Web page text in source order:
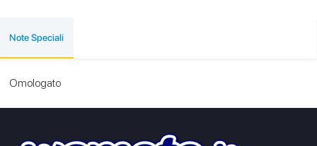
Note Speciali
Omologato